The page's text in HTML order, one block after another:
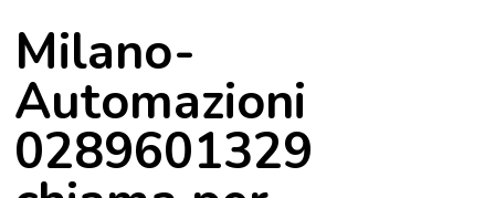
Milano-
Automazioni
0289601329